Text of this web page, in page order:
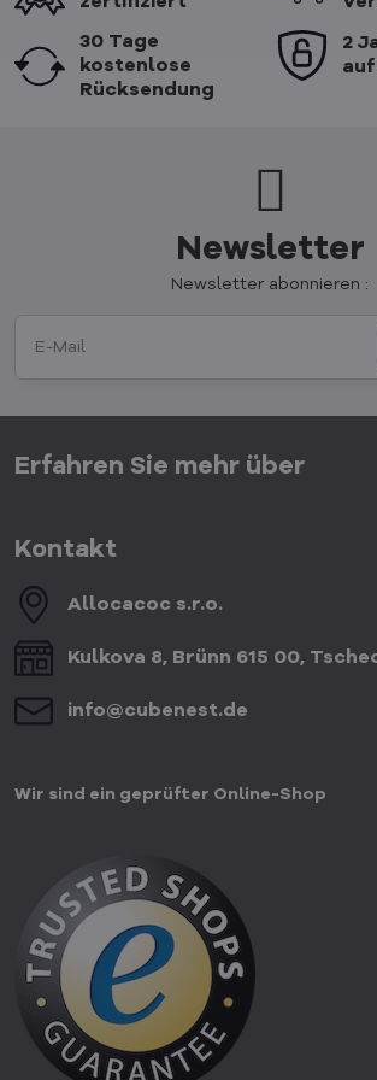
30 Tage
kostenlose
Rücksendung
2
Newsletter
Newsletter abonnieren :
Erfahren Sie mehr über
Kontakt
Allocacoc s​.r​.o​.
Kulkova 8, Brünn 615 00,
info​@cubenest​.de
Wir sind ein geprüfter Online-Shop